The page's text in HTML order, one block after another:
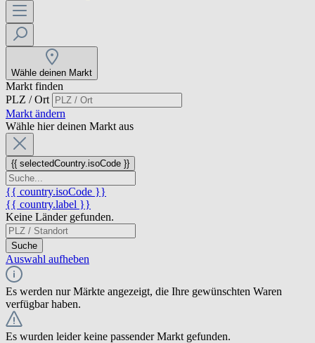
Wähle deinen Markt
Markt finden
PLZ / Ort
Markt ändern
Wähle hier deinen Markt aus
{{ selectedCountry.isoCode }}
{{ country.isoCode }}
{{ country.label }}
Keine Länder gefunden.
Suche
Auswahl aufheben
Es werden nur Märkte angezeigt, die Ihre gewünschten Waren
verfügbar haben.
Es wurden leider keine passender Markt gefunden.